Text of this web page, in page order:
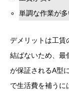
単調な作業が
デメリットは工賃
結ばないため、最
が保証されるA型
で生活費を補うに